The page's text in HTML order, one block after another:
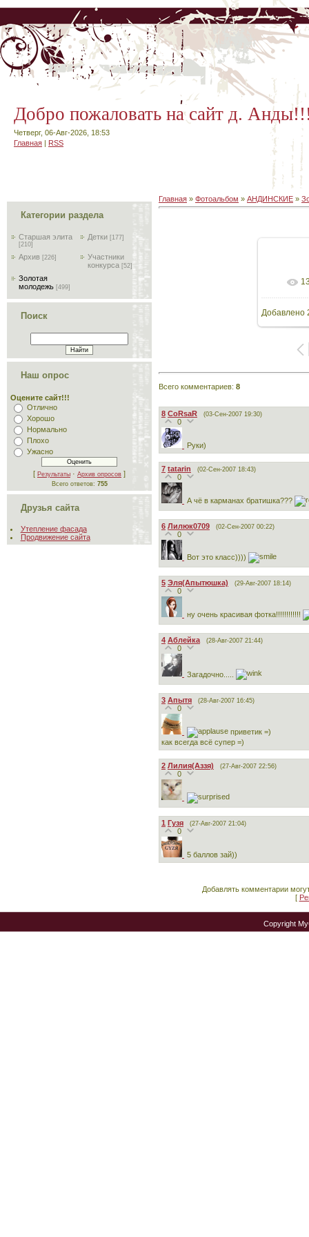
Добро пожаловать на сайт д.
Четверг, 06-Авг-2026, 18:53
Главная | RSS
Категории раздела
Старшая элита
[210]
Детки [177]
Архив [226]
Участники
конкурса [52]
Золотая
молодежь [499]
Поиск
Наш опрос
Оцените сайт!!!
Отлично
Хорошо
Нормально
Плохо
Ужасно
[ Результаты · Архив опросов ]
Всего ответов: 755
Друзья сайта
Утепление фасада
Продвижение сайта
Главная » Фотоальбом » АНДИНСКИЕ »
В
Добавлено
Всего комментариев: 8
8 CoRsaR (03-Сен-2007 19:30)
0
Руки)
7 tatarin (02-Сен-2007 18:43)
0
А чё в карманах братишка???
6 Лилюк0709 (02-Сен-2007 00:22)
0
Вот это класс))))
5 Эля(Апытюшка) (29-Авг-2007 18:14)
0
ну очень красивая фотка!!!!!!!!!!!!
4 Аблейка (28-Авг-2007 21:44)
0
Загадочно.....
3 Апытя (28-Авг-2007 16:45)
0
приветик =)
как всегда всё супер =)
2 Лилия(Аззя) (27-Авг-2007 22:56)
0
1 Гузя (27-Авг-2007 21:04)
0
5 баллов зай))
Добавлять комментарии
[
Copyright